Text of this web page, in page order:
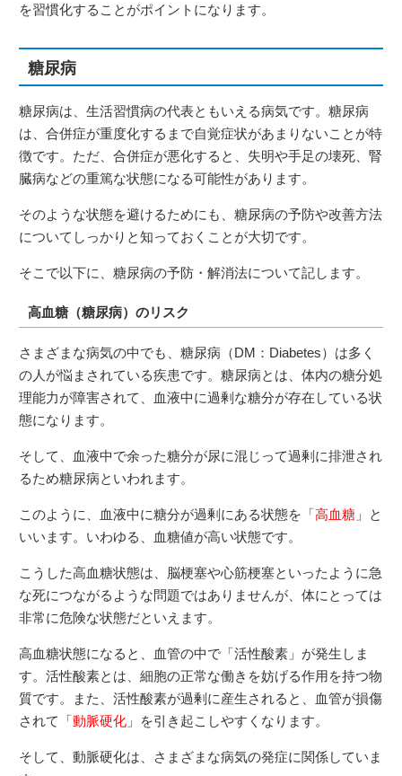
を習慣化することがポイントになります。
糖尿病
糖尿病は、生活習慣病の代表ともいえる病気です。糖尿病
は、合併症が重度化するまで自覚症状があまりないことが特
徴です。ただ、合併症が悪化すると、失明や手足の壊死、腎
臓病などの重篤な状態になる可能性があります。
そのような状態を避けるためにも、糖尿病の予防や改善方法
についてしっかりと知っておくことが大切です。
そこで以下に、糖尿病の予防・解消法について記します。
高血糖（糖尿病）のリスク
さまざまな病気の中でも、糖尿病（DM：Diabetes）は多く
の人が悩まされている疾患です。糖尿病とは、体内の糖分処
理能力が障害されて、血液中に過剰な糖分が存在している状
態になります。
そして、血液中で余った糖分が尿に混じって過剰に排泄され
るため糖尿病といわれます。
このように、血液中に糖分が過剰にある状態を「高血糖 」と
いいます。いわゆる、血糖値が高い状態です。
こうした高血糖状態は、脳梗塞や心筋梗塞といったように急
な死につながるような問題ではありませんが、体にとっては
非常に危険な状態だといえます。
高血糖状態になると、血管の中で「活性酸素」が発生しま
す。活性酸素とは、細胞の正常な働きを妨げる作用を持つ物
質です。また、活性酸素が過剰に産生されると、血管が損傷
されて「動脈硬化 」を引き起こしやすくなります。
そして、動脈硬化は、さまざまな病気の発症に関係していま